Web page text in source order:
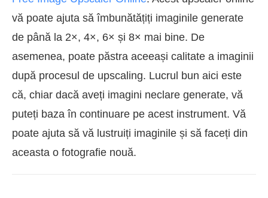
vă poate ajuta să îmbunătățiți imaginile generate
de până la 2×, 4×, 6× și 8× mai bine. De
asemenea, poate păstra aceeași calitate a imaginii
după procesul de upscaling. Lucrul bun aici este
că, chiar dacă aveți imagini neclare generate, vă
puteți baza în continuare pe acest instrument. Vă
poate ajuta să vă lustruiți imaginile și să faceți din
aceasta o fotografie nouă.